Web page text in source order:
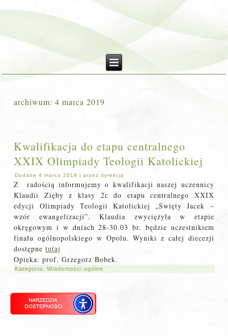
archiwum:4 marca 2019
Kwalifikacja do etapu centralnego
XXIX Olimpiady Teologii Katolickiej
Dodane 4 marca 2019 |przez dyrekcja
Z radością informujemy o kwalifikacji naszej uczennicy
Klaudii Zięby z klasy 2c do etapu centralnego XXIX
edycji Olimpiady Teologii Katolickiej „Święty Jacek –
wzór ewangelizacji”. Klaudia zwyciężyła w etapie
okręgowym i w dniach 28-30.03 br. będzie uczestnikiem
finału ogólnopolskiego w Opolu. Wyniki z całej diecezji
dostępnetutaj
Opieka: prof. Grzegorz Bobek.
Kategoria:Wiadomości ogólne